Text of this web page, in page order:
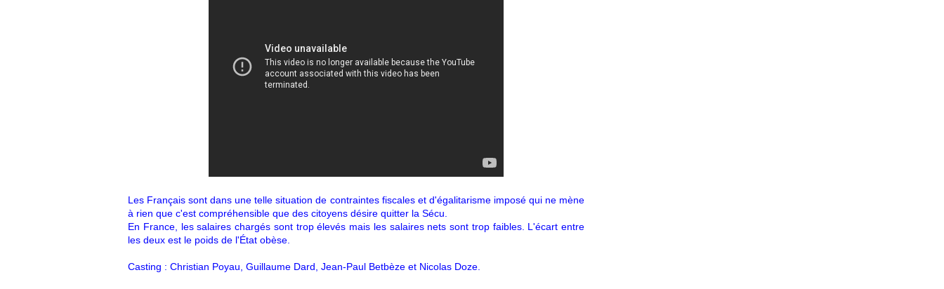
Les Français sont dans une telle situation de contraintes fiscales et d'égalitarisme imposé qui ne mène
à rien que c'est compréhensible que des citoyens désire quitter la Sécu.
En France, les salaires chargés sont trop élevés mais les salaires nets sont trop faibles. L'écart entre
les deux est le poids de l'État obèse.
Casting : Christian Poyau, Guillaume Dard, Jean-Paul Betbèze et Nicolas Doze.